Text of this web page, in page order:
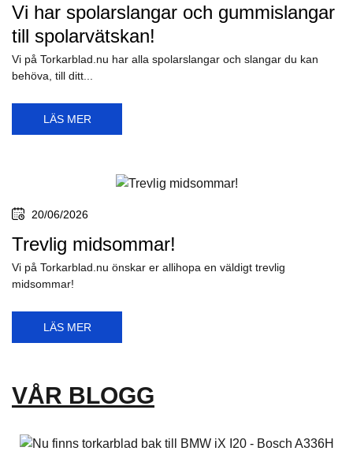
Vi har spolarslangar och gummislangar
till spolarvätskan!
Vi på Torkarblad.nu har alla spolarslangar och slangar du kan
behöva, till ditt...
LÄS MER
20/06/2026
Trevlig midsommar!
Vi på Torkarblad.nu önskar er allihopa en väldigt trevlig
midsommar!
LÄS MER
VÅR BLOGG